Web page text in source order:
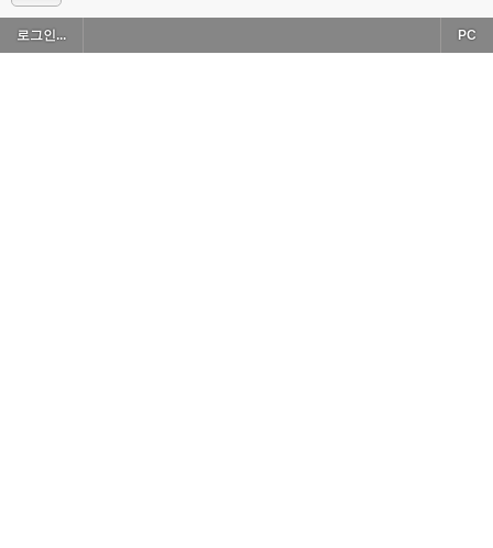
로그인... PC